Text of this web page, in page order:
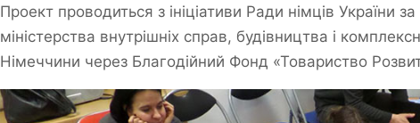
Проект проводиться з ініціативи Ради німців України
міністерства внутрішніх справ, будівництва і
Німеччини через Благодійний Фонд «Товариство